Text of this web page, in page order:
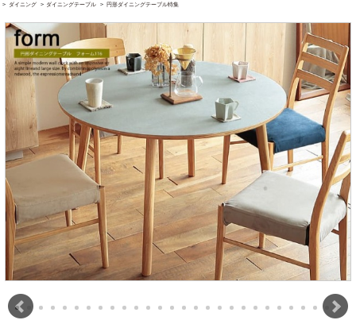
> ダイニング > ダイニングテーブル > 円形ダイニングテーブル特集